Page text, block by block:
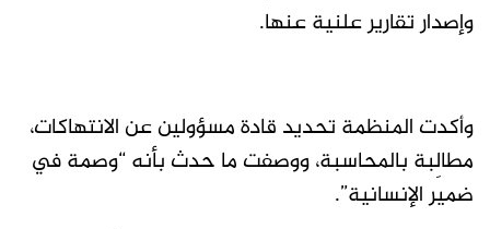
وإصدار تقارير علنية عنها.
وأكدت المنظمة تحديد قادة مسؤولين عن الانتهاكات،
مطالِبة بالمحاسبة، ووصفت ما حدث بأنه “وصمة في
ضمير الإنسانية”.